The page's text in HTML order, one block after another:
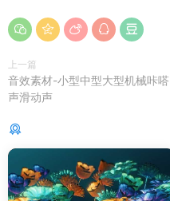
上一篇
音效素材-小型中型大型机械咔嗒
声滑动声